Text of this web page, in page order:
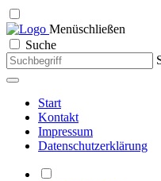
Menüschließen
Suche
Start
Kontakt
Impressum
Datenschutzerklärung